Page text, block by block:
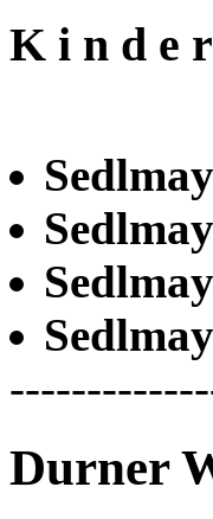
K i n d e
Durner